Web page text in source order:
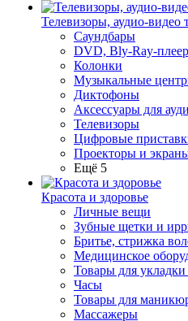
Телевизоры, аудио-видео
Саундбары
DVD, Bly-Ray-
Колонки
Музыкальные
Диктофоны
Аксессуары для
Телевизоры
Цифровые
Проекторы и
Ещё 5
Красота и здоровье
Личные вещи
Зубные щетки и
Бритье, стрижка
Медицинское
Товары для укладки
Часы
Товары для
Массажеры